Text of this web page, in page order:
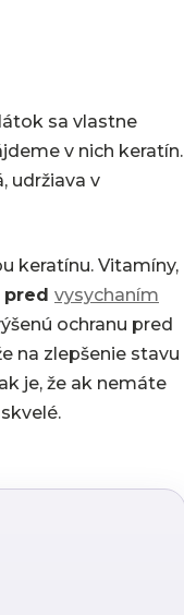
sa vlastne
v nich keratín.
udržiava v
keratínu. Vitamíny,
vysychaním
ochranu pred
na zlepšenie stavu
je, že ak nemáte